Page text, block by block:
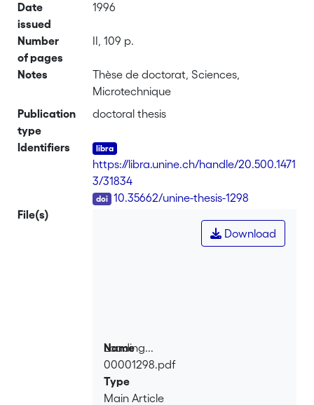
Date
issued
1996
Number
of pages
II, 109 p.
Notes
Thèse de doctorat, Sciences,
Microtechnique
Publication
type
doctoral thesis
Identifiers
https://libra.unine.ch/handle/20.500.1471
3/31834
10.35662/unine-thesis-1298
File(s)
Loading...
Loading...
Download
Name
00001298.pdf
Type
Main Article